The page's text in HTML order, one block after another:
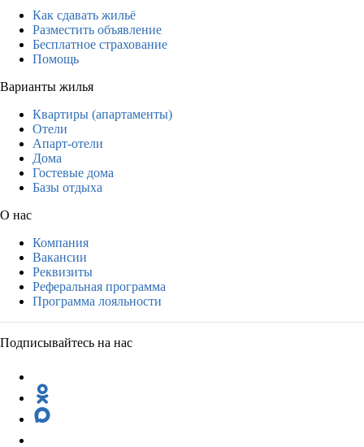
Как сдавать жильё
Разместить объявление
Бесплатное страхование
Помощь
Варианты жилья
Квартиры (апартаменты)
Отели
Апарт-отели
Дома
Гостевые дома
Базы отдыха
О нас
Компания
Вакансии
Реквизиты
Реферальная программа
Программа лояльности
Подписывайтесь на нас